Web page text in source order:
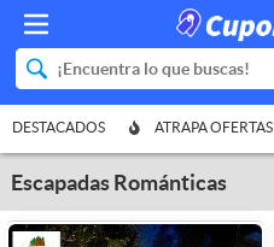
DESTACADOS ATRAPA OFERTAS
Escapadas Románticas